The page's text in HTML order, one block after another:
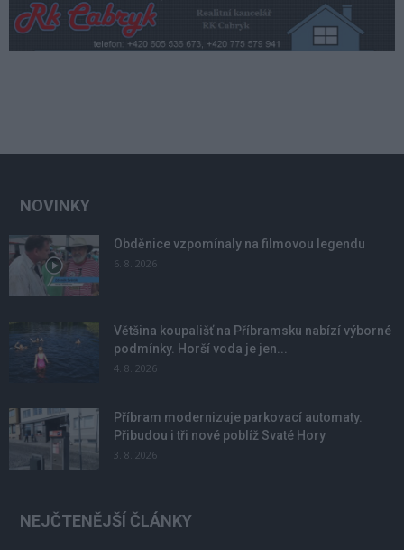
NOVINKY
Obděnice vzpomínaly na filmovou legendu
6. 8. 2026
Většina koupališť na Příbramsku nabízí výborné
podmínky. Horší voda je jen...
4. 8. 2026
Příbram modernizuje parkovací automaty.
Přibudou i tři nové poblíž Svaté Hory
3. 8. 2026
NEJČTENĚJŠÍ ČLÁNKY